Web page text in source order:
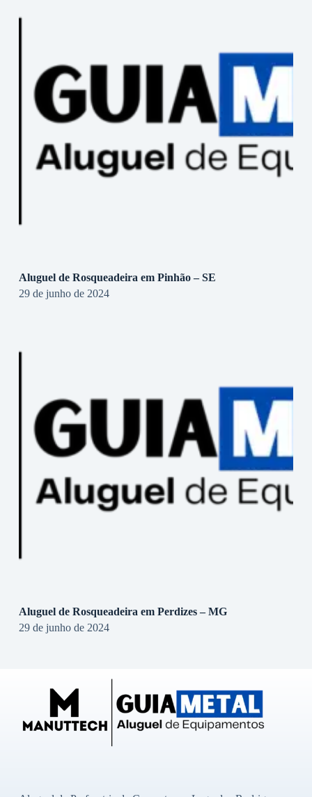
Aluguel de Rosqueadeira em Pinhão – SE
29 de junho de 2024
Aluguel de Rosqueadeira em Perdizes – MG
29 de junho de 2024